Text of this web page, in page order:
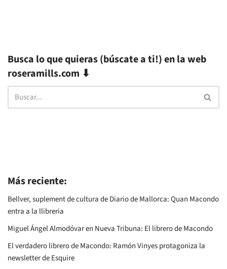
Busca lo que quieras (búscate a ti!) en la web
roseramills.com ⬇
Más reciente:
Bellver, suplement de cultura de Diario de Mallorca: Quan Macondo
entra a la llibreria
Miguel Ángel Almodóvar en Nueva Tribuna: El librero de Macondo
El verdadero librero de Macondo: Ramón Vinyes protagoniza la
newsletter de Esquire